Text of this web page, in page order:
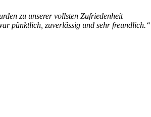
zu unserer vollsten Zufriedenheit
pünktlich, zuverlässig und sehr freundlich.“